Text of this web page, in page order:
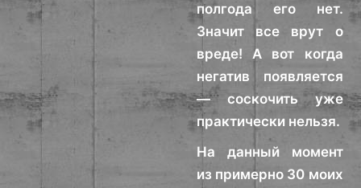
полгода его нет.
Значит все врут о
вреде! А вот когда
негатив появляется
— соскочить уже
практически нельзя.
На данный момент
из примерно 30 моих